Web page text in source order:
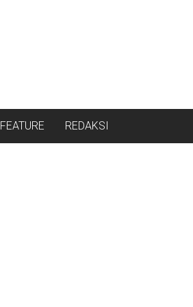
FEATURE REDAKSI